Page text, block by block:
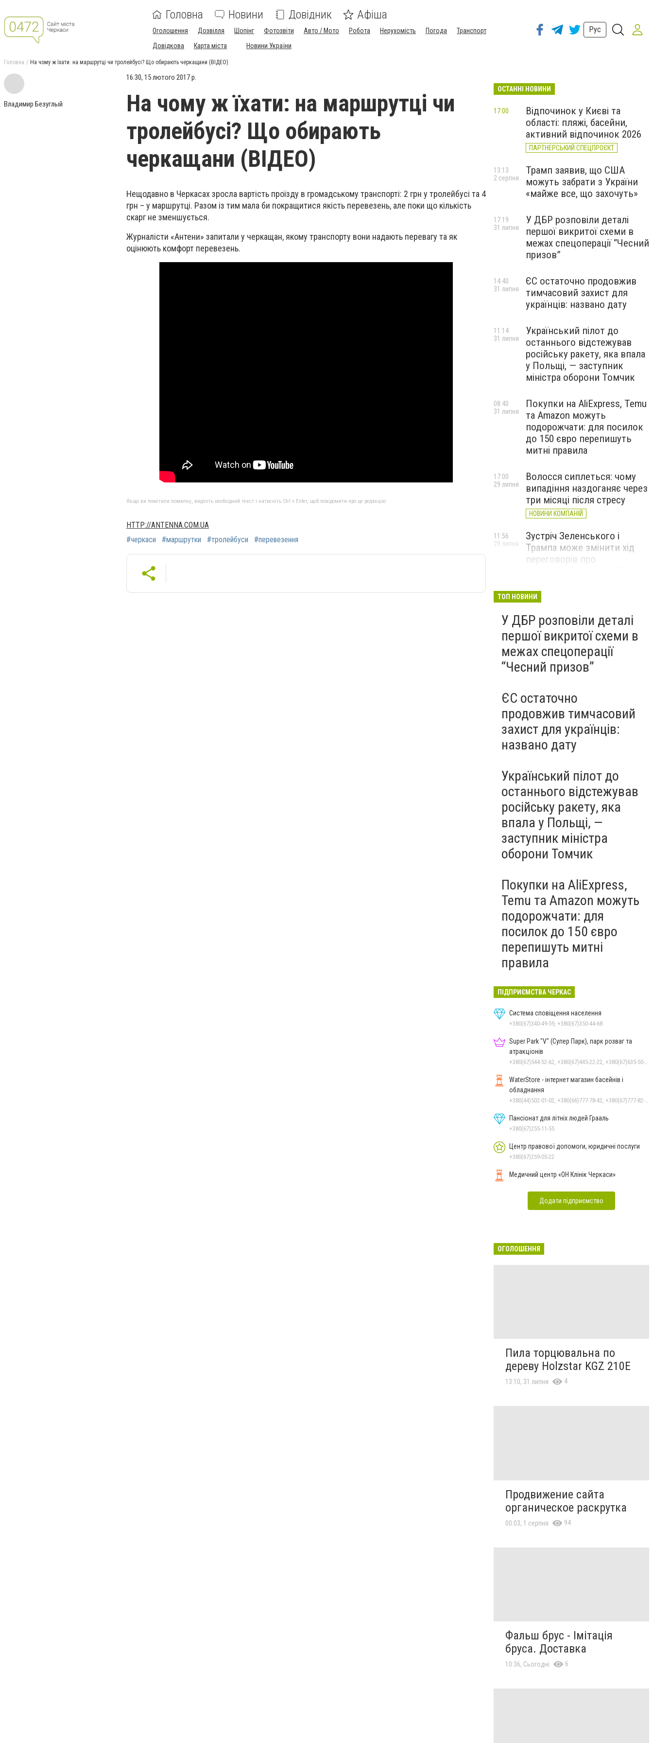
Головна Новини Довідник Афіша
Оголошення Дозвілля Шопінг Фотозвіти Авто / Мото Робота Нерухомість Погода
Транспорт
Довідкова
Карта міста Новини України
Рус
Головна На чому ж їхати: на маршрутці чи тролейбусі? Що обирають черкащани (ВІДЕО)
Владимир Безуглый
16:30, 15 лютого 2017 р.
На чому ж їхати: на маршрутці чи
тролейбусі? Що обирають
черкащани (ВІДЕО)
Нещодавно в Черкасах зросла вартість проїзду в громадському транспорті: 2 грн у тролейбусі та 4
грн – у маршрутці. Разом із тим мала би покращитися якість перевезень, але поки що кількість
скарг не зменшується.
Журналісти «Антени» запитали у черкащан, якому транспорту вони надають перевагу та як
оцінюють комфорт перевезень.
Якщо ви помітили помилку, виділіть необхідний текст і натисніть Ctrl + Enter, щоб повідомити про це редакцію
HTTP://ANTENNA.COM.UA
#черкаси
#маршрутки #тролейбуси #перевезення
ОСТАННІ НОВИНИ
Відпочинок у Києві та
області: пляжі, басейни,
активний відпочинок 2026
ПАРТНЕРСЬКИЙ СПЕЦПРОЄКТ
17:00
Трамп заявив, що США
можуть забрати з України
«майже все, що захочуть»
13:13
2 серпня
У ДБР розповіли деталі
першої викритої схеми в
межах спецоперації “Чесний
призов”
17:19
31 липня
ЄС остаточно продовжив
тимчасовий захист для
українців: названо дату
14:40
31 липня
Український пілот до
останнього відстежував
російську ракету, яка впала
у Польщі, — заступник
міністра оборони Томчик
11:14
31 липня
Покупки на AliExpress, Temu
та Amazon можуть
подорожчати: для посилок
до 150 євро перепишуть
митні правила
08:40
31 липня
Волосся сиплеться: чому
випадіння наздоганяє через
три місяці після стресу
НОВИНИ КОМПАНІЙ
17:00
29 липня
Зустріч Зеленського і
Трампа може змінити хід
переговорів про
11:56
29 липня
ТОП НОВИНИ
У ДБР розповіли деталі
першої викритої схеми в
межах спецоперації
“Чесний призов”
ЄС остаточно
продовжив тимчасовий
захист для українців:
названо дату
Український пілот до
останнього відстежував
російську ракету, яка
впала у Польщі, —
заступник міністра
оборони Томчик
Покупки на AliExpress,
Temu та Amazon можуть
подорожчати: для
посилок до 150 євро
перепишуть митні
правила
ПІДПРИЄМСТВА ЧЕРКАС
Система сповіщення населення
+380(67)340-49-59, +380(67)350-44-68
Super Park "V" (Супер Парк), парк розваг та
атракціонів
+380(67)544-52-62, +380(67)445-22-22, +380(67)635-50-50
WaterStore - інтернет магазин басейнів і
обладнання
+380(44)502-01-02, +380(66)777-78-42, +380(67)777-82-19, +380(67)890-80-80, +380(73)890-80-80, +380(44)502-01-03
Пансіонат для літніх людей Грааль
+380(67)255-11-55
Центр правової допомоги, юридичні послуги
+380(67)259-05-22
Медичний центр «ОН Клінік Черкаси»
Додати підприємство
ОГОЛОШЕННЯ
Пила торцювальна по
дереву Holzstar KGZ 210E
13:10, 31 липня 4
Продвижение сайта
органическое раскрутка
00:03, 1 серпня 94
Фальш брус - Імітація
бруса. Доставка
10:36, Сьогодні 6